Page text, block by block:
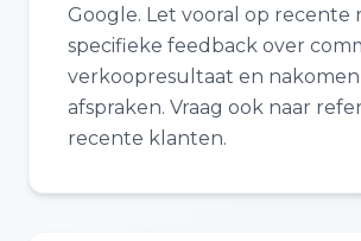
Google. Let vooral op recente
specifieke feedback over
verkoopresultaat en nakomen
afspraken. Vraag ook naar
recente klanten.